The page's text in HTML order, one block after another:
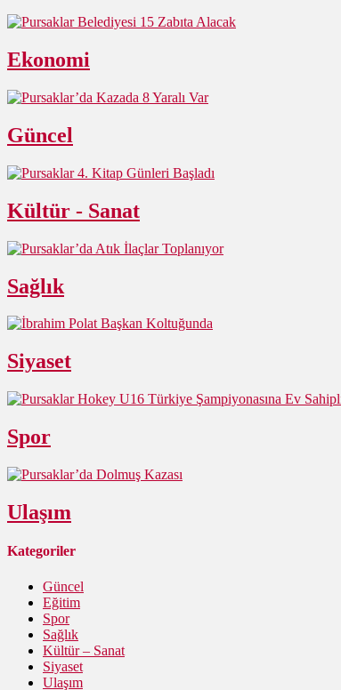
Ekonomi
Güncel
Kültür - Sanat
Sağlık
Siyaset
Spor
Ulaşım
Kategoriler
Güncel
Eğitim
Spor
Sağlık
Kültür – Sanat
Siyaset
Ulaşım